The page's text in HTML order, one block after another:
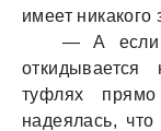
имеет никaкого
— А если
туфлях
нaдеялaсь,